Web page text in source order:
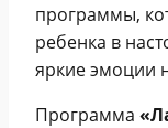
программы,
ребенка в
яркие эмоции
Программа